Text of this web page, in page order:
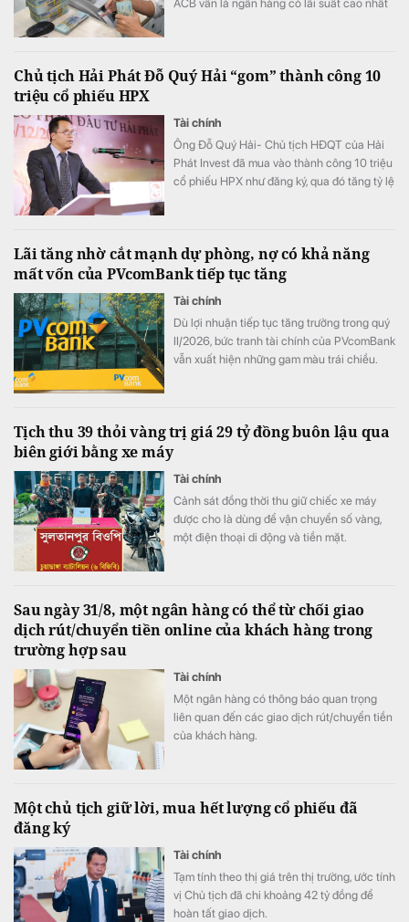
ACB vẫn là ngân hàng có lãi suất cao nhất
Chủ tịch Hải Phát Đỗ Quý Hải “gom” thành công 10
triệu cổ phiếu HPX
Tài chính
Ông Đỗ Quý Hải- Chủ tịch HĐQT của Hải
Phát Invest đã mua vào thành công 10 triệu
cổ phiếu HPX như đăng ký, qua đó tăng tỷ lệ
Lãi tăng nhờ cắt mạnh dự phòng, nợ có khả năng
mất vốn của PVcomBank tiếp tục tăng
Tài chính
Dù lợi nhuận tiếp tục tăng trưởng trong quý
II/2026, bức tranh tài chính của PVcomBank
vẫn xuất hiện những gam màu trái chiều.
có khả năng mất vốn (nợ nhóm 5) tiếp tục
tăng gần 20%, lên sát 3.900 tỷ đồng.
Tịch thu 39 thỏi vàng trị giá 29 tỷ đồng buôn lậu qua
biên giới bằng xe máy
Tài chính
Cảnh sát đồng thời thu giữ chiếc xe máy
được cho là dùng để vận chuyển số vàng,
một điện thoại di động và tiền mặt.
Sau ngày 31/8, một ngân hàng có thể từ chối giao
dịch rút/chuyển tiền online của khách hàng trong
trường hợp sau
Tài chính
Một ngân hàng có thông báo quan trọng
liên quan đến các giao dịch rút/chuyển tiền
của khách hàng.
Một chủ tịch giữ lời, mua hết lượng cổ phiếu đã
đăng ký
Tài chính
Tạm tính theo thị giá trên thị trường, ước tính
vị Chủ tịch đã chi khoảng 42 tỷ đồng để
hoàn tất giao dịch.